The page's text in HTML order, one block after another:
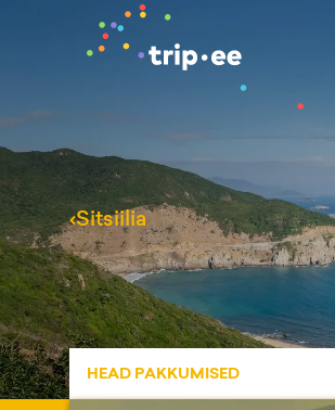
‹Sitsiilia
HEAD PAKKUMISED